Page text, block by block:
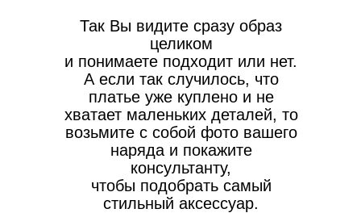
Так Вы видите сразу образ
целиком
и понимаете подходит или нет.
А если так случилось, что
платье уже куплено и не
хватает маленьких деталей, то
возьмите с собой фото вашего
наряда и покажите
консультанту,
чтобы подобрать самый
стильный аксессуар.